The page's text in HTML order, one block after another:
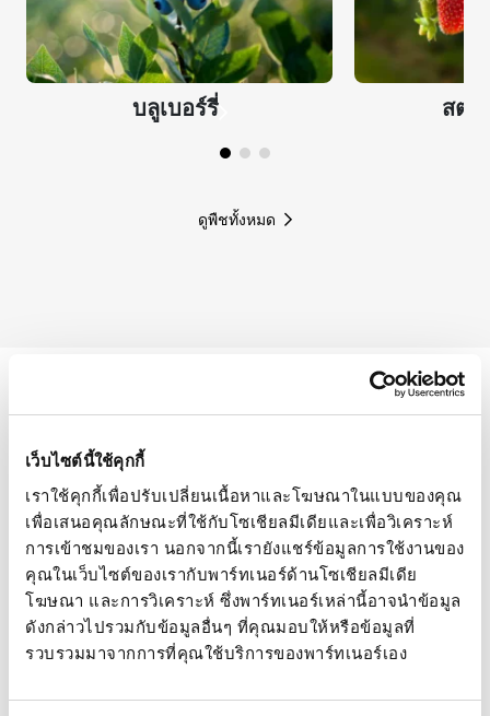
เว็บไซต์นี้ใช้คุกกี้
เราใช้คุกกี้เพื่อปรับเปลี่ยนเนื้อหาและโฆษณาในแบบของคุณ
เพื่อเสนอคุณลักษณะที่ใช้กับโซเชียลมีเดียและเพื่อวิเคราะห์
การเข้าชมของเรา นอกจากนี้เรายังแชร์ข้อมูลการใช้งานของ
คุณในเว็บไซต์ของเรากับพาร์ทเนอร์ด้านโซเชียลมีเดีย
โฆษณา และการวิเคราะห์ ซึ่งพาร์ทเนอร์เหล่านี้อาจนำข้อมูล
ดังกล่าวไปรวมกับข้อมูลอื่นๆ ที่คุณมอบให้หรือข้อมูลที่
รวบรวมมาจากการที่คุณใช้บริการของพาร์ทเนอร์เอง
บลูเบอร์รี่ สตร
ดูพืชทั้งหมด
โครงการที่เกี่ยวข้อง
อุปกรณ์เสริมไมโครสปริงเกลอร์
แนะนำ
การชลประทานทุเรียนที่ได้รับ
การปรับปรุงให้เหมาะสมใน
ประเทศไทย
ที่กระบี่ ประเทศไทย ได้มีการออกแบบและติดตั้งระบบ